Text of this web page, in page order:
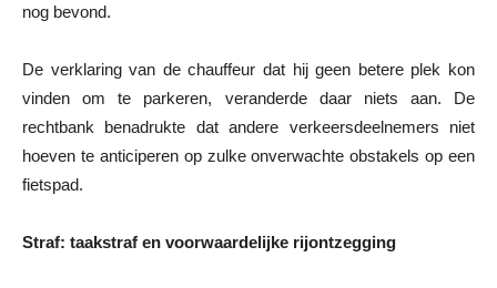
nog bevond.
De verklaring van de chauffeur dat hij geen betere plek kon
vinden om te parkeren, veranderde daar niets aan. De
rechtbank benadrukte dat andere verkeersdeelnemers niet
hoeven te anticiperen op zulke onverwachte obstakels op een
fietspad.
Straf: taakstraf en voorwaardelijke rijontzegging